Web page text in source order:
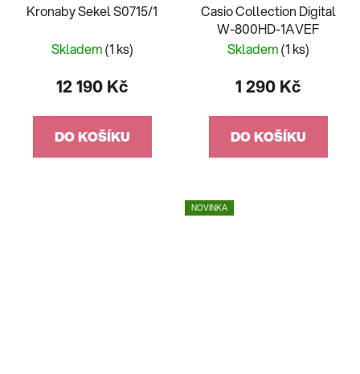
Kronaby Sekel S0715/1
Skladem(1 ks)
12 190 Kč
DO KOŠÍKU
Casio Collection Digital
W-800HD-1AVEF
Skladem(1 ks)
1 290 Kč
DO KOŠÍKU
NOVINKA